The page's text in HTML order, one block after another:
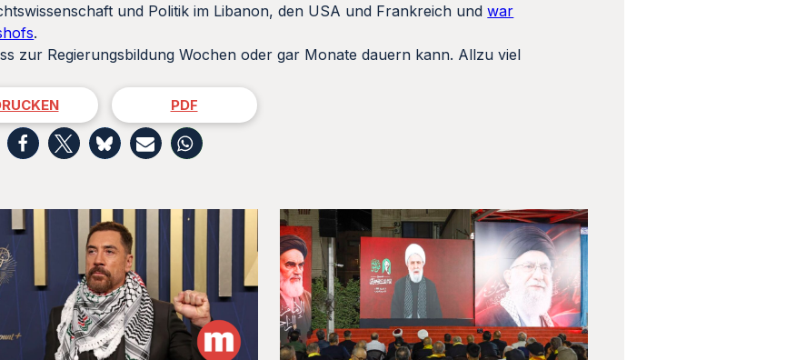
und Politik im Libanon, den USA und Frankreich undwar
.
zur Regierungsbildung Wochen oder gar Monate dauern kann. Allzu viel
PDF